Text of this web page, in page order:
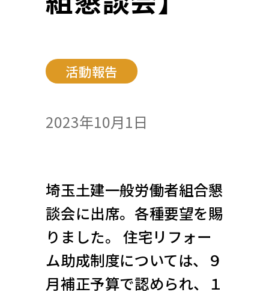
活動報告
2023年10月1日
埼玉土建一般労働者組合懇
談会に出席。各種要望を賜
りました。 住宅リフォー
ム助成制度については、９
月補正予算で認められ、１